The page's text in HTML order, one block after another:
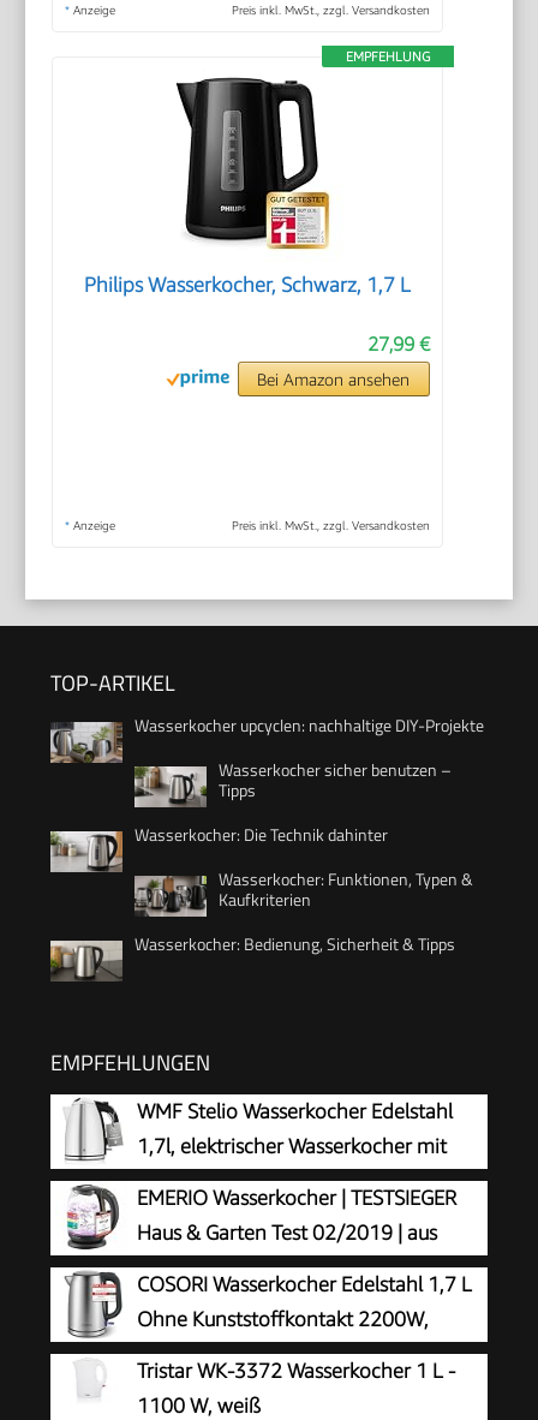
* Anzeige Preis inkl. MwSt., zzgl. Versandkosten
EMPFEHLUNG
Philips Wasserkocher, Schwarz, 1,7 L
27,99 €
Bei Amazon ansehen
* Anzeige Preis inkl. MwSt., zzgl. Versandkosten
TOP-ARTIKEL
Wasserkocher upcyclen: nachhaltige DIY-Projekte
Wasserkocher sicher benutzen –
Tipps
Wasserkocher: Die Technik dahinter
Wasserkocher: Funktionen, Typen &
Kaufkriterien
Wasserkocher: Bedienung, Sicherheit & Tipps
EMPFEHLUNGEN
WMF Stelio Wasserkocher Edelstahl
1,7l, elektrischer Wasserkocher mit
Kalkfilter, 2400 W,
Wasserstandanzeige beleuchtet,
Überhitzungsschutz, edelstahl matt silber
EMERIO Wasserkocher | TESTSIEGER
Haus & Garten Test 02/2019 | aus
hochwertigem Borosilikatglas | mit
Temperaturwahl (60-70-80-90-100°C) | AutoOff
& Trockengehschutz & Warmhaltung | 2200W |
WK-119255.5
COSORI Wasserkocher Edelstahl 1,7 L
Ohne Kunststoffkontakt 2200W,
Silber-schwarz
Tristar WK-3372 Wasserkocher 1 L -
1100 W, weiß